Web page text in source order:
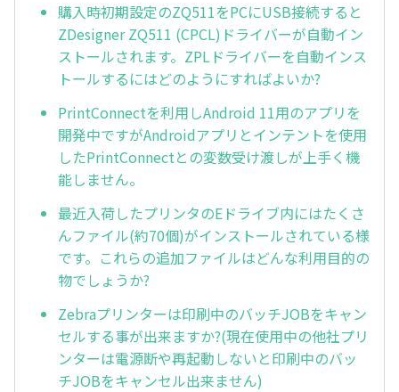
購入時初期設定のZQ511をPCにUSB接続すると
ZDesigner ZQ511 (CPCL)ドライバーが自動イン
ストールされます。ZPLドライバーを自動インス
トールするにはどのようにすればよいか?
PrintConnectを利用しAndroid 11用のアプリを
開発中ですがAndroidアプリとインテントを使用
したPrintConnectとの変数受け渡しが上手く機
能しません。
最近入荷したプリンタのEドライブ内にはたくさ
んファイル(約70個)がインストールされている様
です。これらの追加ファイルはどんな利用目的の
物でしょうか?
Zebraプリンターは印刷中のバッチJOBをキャン
セルする事が出来ますか?(現在使用中の他社プリ
ンターは電源断や再起動しないと印刷中のバッ
チJOBをキャンセル出来ません)